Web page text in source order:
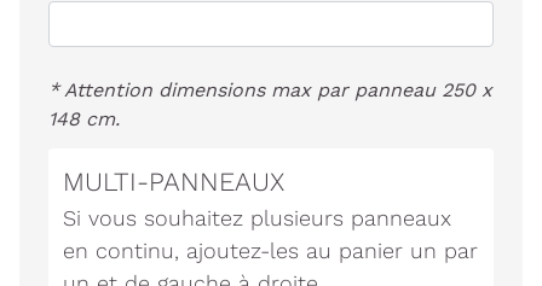
* Attention dimensions max par panneau 250 x
148 cm.
MULTI-PANNEAUX
Si vous souhaitez plusieurs panneaux
en continu, ajoutez-les au panier un par